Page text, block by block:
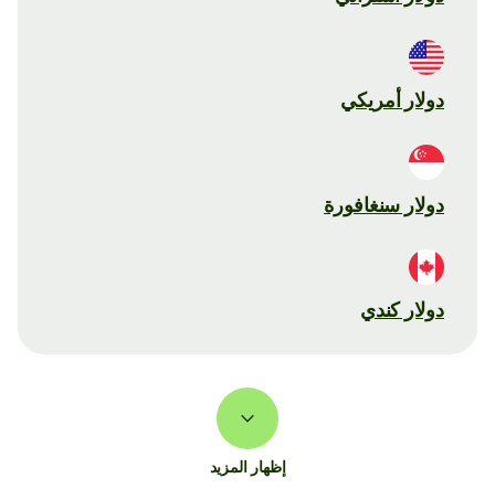
دولار أمريكي
دولار سنغافورة
دولار كندي
إظهار المزيد